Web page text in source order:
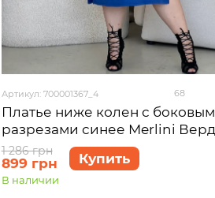
Артикул: 700001367_4 68
Платье ниже колен с
разрезами синее Merlini
700001367 размер 54-56 (4XL-
1 286 грн
899 грн Купить
В наличии